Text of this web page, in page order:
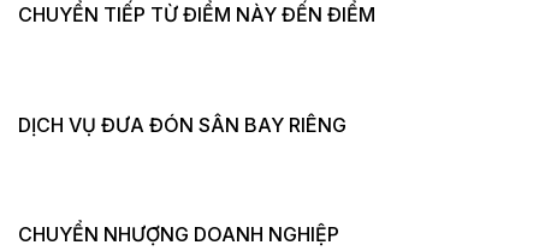
CHUYỂN TIẾP TỪ ĐIỂM NÀY ĐẾN ĐIỂM
DỊCH VỤ ĐƯA ĐÓN SÂN BAY RIÊNG
CHUYỂN NHƯỢNG DOANH NGHIỆP